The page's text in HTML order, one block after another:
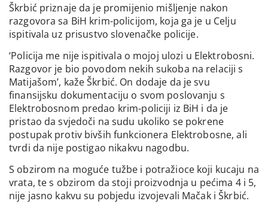
Škrbić priznaje da je promijenio mišljenje nakon
razgovora sa BiH krim-policijom, koja ga je u Celju
ispitivala uz prisustvo slovenačke policije.
‘Policija me nije ispitivala o mojoj ulozi u Elektrobosni.
Razgovor je bio povodom nekih sukoba na relaciji s
Matijašom’, kaže Škrbić. On dodaje da je svu
finansijsku dokumentaciju o svom poslovanju s
Elektrobosnom predao krim-policiji iz BiH i da je
pristao da svjedoči na sudu ukoliko se pokrene
postupak protiv bivših funkcionera Elektrobosne, ali
tvrdi da nije postigao nikakvu nagodbu.
S obzirom na moguće tužbe i potražioce koji kucaju na
vrata, te s obzirom da stoji proizvodnja u pećima 4 i 5,
nije jasno kakvu su pobjedu izvojevali Mačak i Škrbić.